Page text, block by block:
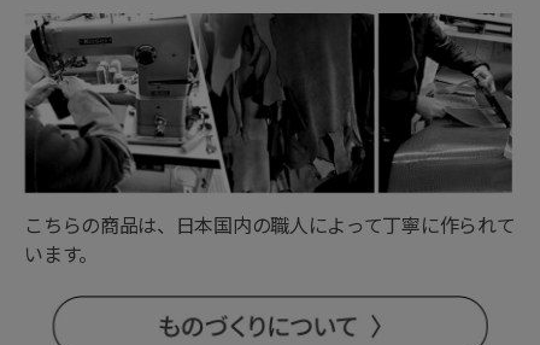
こちらの商品は、日本国内の職人によって丁寧に作られて
います。